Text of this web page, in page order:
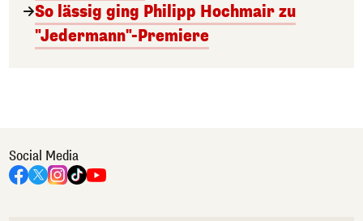
So lässig ging Philipp Hochmair zu
"Jedermann"-Premiere
Social Media